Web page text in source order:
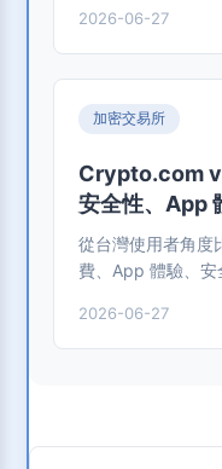
2026-06-27
加密交易所
Crypto.com
安全性、App
從台灣使用者角
費、App 體驗、安
2026-06-27